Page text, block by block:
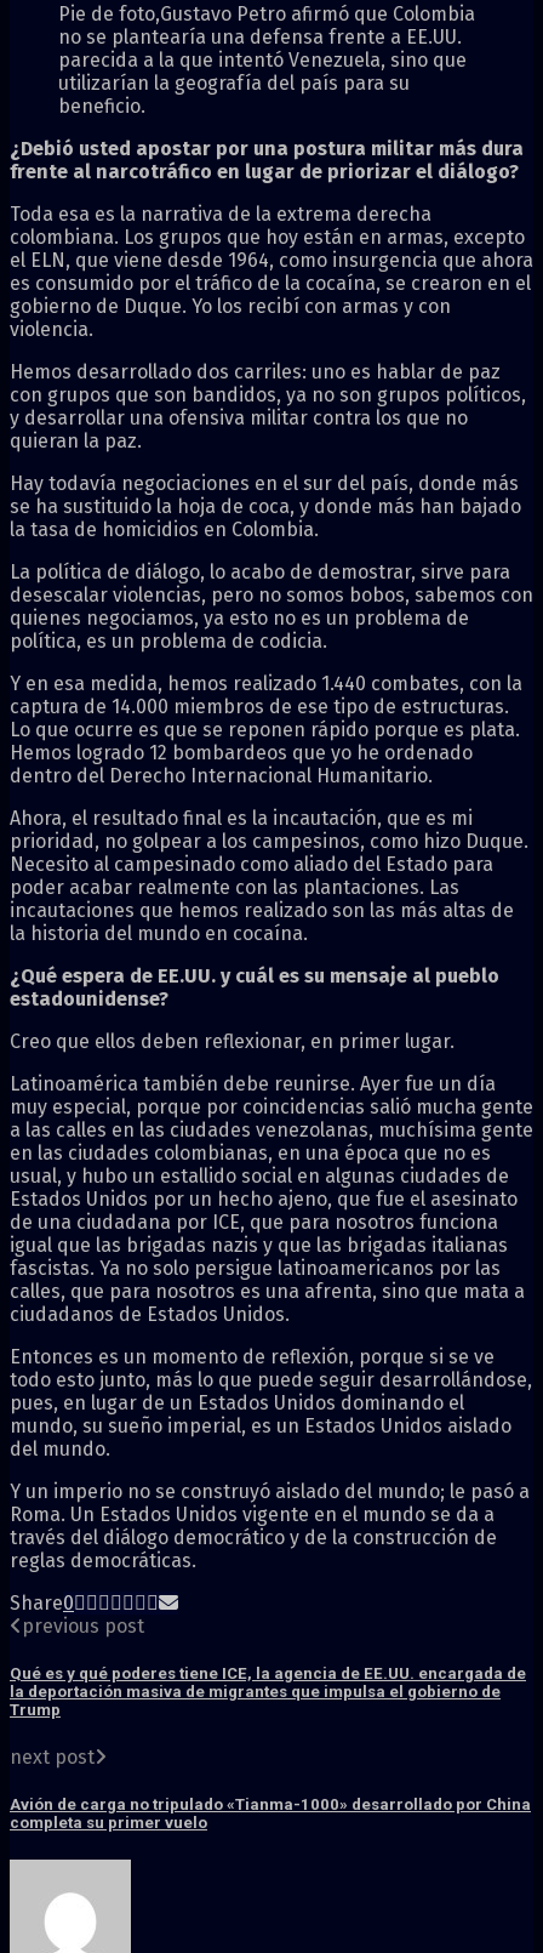
Pie de foto,Gustavo Petro afirmó que Colombia
no se plantearía una defensa frente a EE.UU.
parecida a la que intentó Venezuela, sino que
utilizarían la geografía del país para su
beneficio.
¿Debió usted apostar por una postura militar más dura
frente al narcotráfico en lugar de priorizar el diálogo?
Toda esa es la narrativa de la extrema derecha
colombiana. Los grupos que hoy están en armas, excepto
el ELN, que viene desde 1964, como insurgencia que ahora
es consumido por el tráfico de la cocaína, se crearon en el
gobierno de Duque. Yo los recibí con armas y con
violencia.
Hemos desarrollado dos carriles: uno es hablar de paz
con grupos que son bandidos, ya no son grupos políticos,
y desarrollar una ofensiva militar contra los que no
quieran la paz.
Hay todavía negociaciones en el sur del país, donde más
se ha sustituido la hoja de coca, y donde más han bajado
la tasa de homicidios en Colombia.
La política de diálogo, lo acabo de demostrar, sirve para
desescalar violencias, pero no somos bobos, sabemos con
quienes negociamos, ya esto no es un problema de
política, es un problema de codicia.
Y en esa medida, hemos realizado 1.440 combates, con la
captura de 14.000 miembros de ese tipo de estructuras.
Lo que ocurre es que se reponen rápido porque es plata.
Hemos logrado 12 bombardeos que yo he ordenado
dentro del Derecho Internacional Humanitario.
Ahora, el resultado final es la incautación, que es mi
prioridad, no golpear a los campesinos, como hizo Duque.
Necesito al campesinado como aliado del Estado para
poder acabar realmente con las plantaciones. Las
incautaciones que hemos realizado son las más altas de
la historia del mundo en cocaína.
¿Qué espera de EE.UU. y cuál es su mensaje al pueblo
estadounidense?
Creo que ellos deben reflexionar, en primer lugar.
Latinoamérica también debe reunirse. Ayer fue un día
muy especial, porque por coincidencias salió mucha gente
a las calles en las ciudades venezolanas, muchísima gente
en las ciudades colombianas, en una época que no es
usual, y hubo un estallido social en algunas ciudades de
Estados Unidos por un hecho ajeno, que fue el asesinato
de una ciudadana por ICE, que para nosotros funciona
igual que las brigadas nazis y que las brigadas italianas
fascistas. Ya no solo persigue latinoamericanos por las
calles, que para nosotros es una afrenta, sino que mata a
ciudadanos de Estados Unidos.
Entonces es un momento de reflexión, porque si se ve
todo esto junto, más lo que puede seguir desarrollándose,
pues, en lugar de un Estados Unidos dominando el
mundo, su sueño imperial, es un Estados Unidos aislado
del mundo.
Y un imperio no se construyó aislado del mundo; le pasó a
Roma. Un Estados Unidos vigente en el mundo se da a
través del diálogo democrático y de la construcción de
reglas democráticas.
Share0
previous post
Qué es y qué poderes tiene ICE, la agencia de EE.UU. encargada de
la deportación masiva de migrantes que impulsa el gobierno de
Trump
next post
Avión de carga no tripulado «Tianma-1000» desarrollado por China
completa su primer vuelo